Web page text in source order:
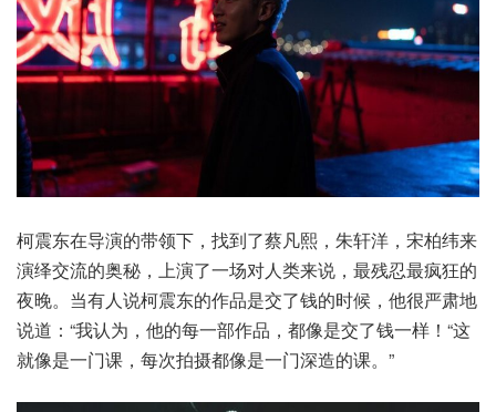
柯震东在导演的带领下，找到了蔡凡熙，朱轩洋，宋柏纬来
演绎交流的奥秘，上演了一场对人类来说，最残忍最疯狂的
夜晚。当有人说柯震东的作品是交了钱的时候，他很严肃地
说道：“我认为，他的每一部作品，都像是交了钱一样！“这
就像是一门课，每次拍摄都像是一门深造的课。”